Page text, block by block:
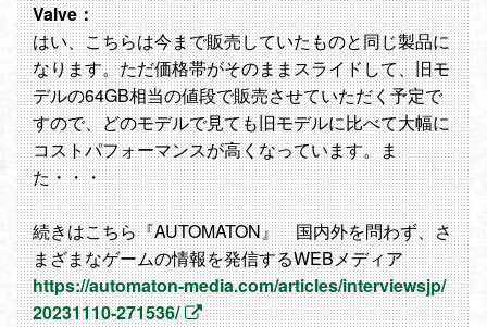
Valve：
はい、こちらは今まで販売していたものと同じ製品に
なります。ただ価格帯がそのままスライドして、旧モ
デルの64GB相当の値段で販売させていただく予定で
すので、どのモデルで見ても旧モデルに比べて大幅に
コストパフォーマンスが高くなっています。ま
た・・・
続きはこちら『AUTOMATON』 国内外を問わず、さ
まざまなゲームの情報を発信するWEBメディア
https://automaton-media.com/articles/interviewsjp/
20231110-271536/